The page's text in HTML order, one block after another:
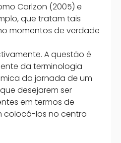
Carlzon (2005) e
que tratam tais
momentos de verdade
A questão é
da terminologia
da jornada de um
desejarem ser
em termos de
colocá-los no centro